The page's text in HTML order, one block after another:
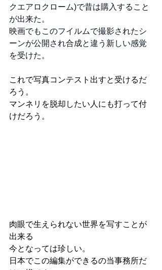
クエアロクローム)で昔は購入すること
が出来た。
映画でもこのフイルムで撮影されたシ
ーンが公開され合成と違う新しい感覚
を受けた。
これで写真コンテスト出すと受けるだ
ろう。
マンネリを脱却したい人にも打って付
けだろう。
肉眼で生えられない世界を写すことが
出来る
今となっては珍しい。
日本でこの編集ができるの当事務所だ